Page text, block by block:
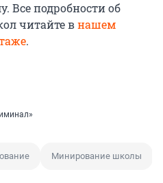
Все подробности об
читайте внашем
.
Минирование школы